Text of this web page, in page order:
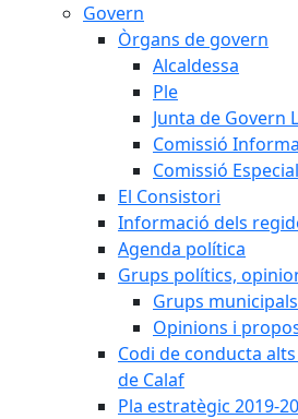
Govern
Òrgans de govern
Alcaldessa
Ple
Junta de Govern
Comissió
Comissió
El Consistori
Informació dels
Agenda política
Grups polítics,
Grups municipals
Opinions i
Codi de conducta
de Calaf
Pla estratègic 2019-